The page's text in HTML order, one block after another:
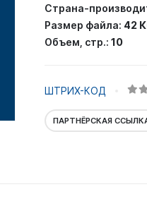
Страна-
Размер файла: 42
Объем, стр.: 10
ШТРИХ-КОД
ПАРТНЁРСКАЯ